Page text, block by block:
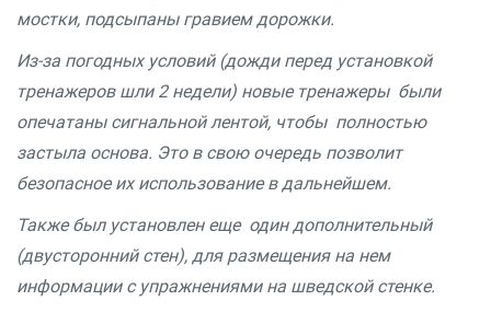
мостки, подсыпаны гравием дорожки.
Из-за погодных условий (дожди перед установкой
тренажеров шли 2 недели) новые тренажеры были
опечатаны сигнальной лентой, чтобы полностью
застыла основа. Это в свою очередь позволит
безопасное их использование в дальнейшем.
Также был установлен еще один дополнительный
(двусторонний стен), для размещения на нем
информации с упражнениями на шведской стенке.